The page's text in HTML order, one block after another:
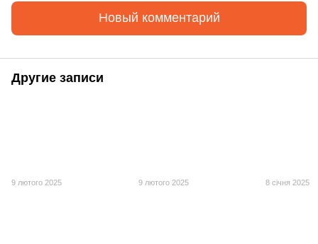
Новый комментарий
Другие записи
9 лютого 2025 9 лютого 2025 8 січня 2025